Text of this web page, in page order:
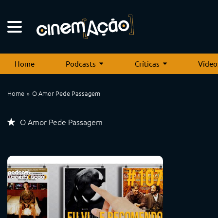
Home Podcasts Críticas
Home O Amor Pede Passagem
O Amor Pede Passagem